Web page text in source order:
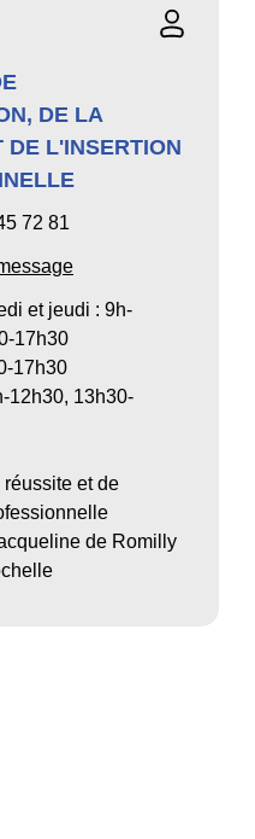
DE LA
DE L'INSERTION
72 81
et jeudi : 9h-
17h30
17h30
12h30, 13h30-
et de
de Romilly